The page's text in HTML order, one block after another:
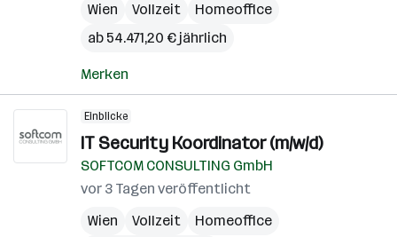
Wien
Vollzeit
Homeoffice
ab 54.471,20 € jährlich
Merken
Einblicke
IT Security Koordinator (m/w/d)
SOFTCOM CONSULTING GmbH
vor 3 Tagen veröffentlicht
Wien
Vollzeit
Homeoffice